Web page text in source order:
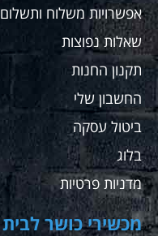
אפשרויות משלוח ותשלום
שאלות נפוצות
תקנון החנות
החשבון שלי
ביטול עסקה
בלוג
מדניות פרטיות
מכשירי כושר לבית